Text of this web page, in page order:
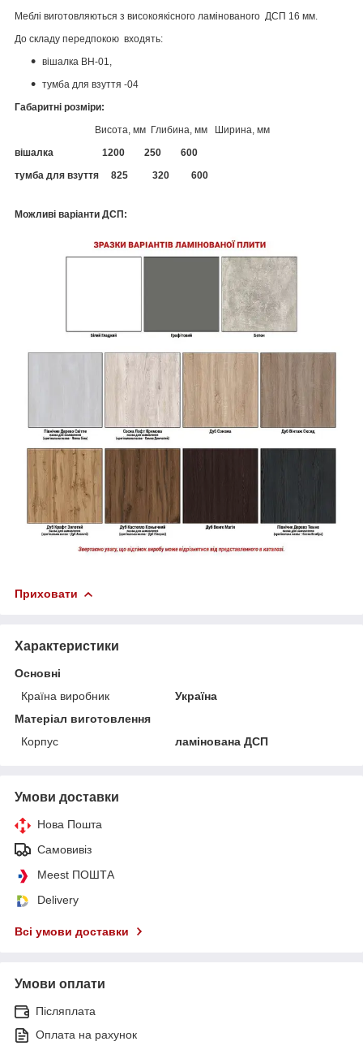
Меблі виготовляються з високоякісного ламінованого ДСП 16 мм.
До складу передпокою входять:
вішалка ВН-01,
тумба для взуття -04
Габаритні розміри:
Висота, мм Глибина, мм Ширина, мм
вішалка 1200 250 600
тумба для взуття 825 320 600
Можливі варіанти ДСП:
Приховати
Характеристики
Основні
Країна виробник
Україна
Матеріал виготовлення
Корпус
ламінована ДСП
Умови доставки
Нова Пошта
Самовивіз
Meest ПОШТА
Delivery
Всі умови доставки
Умови оплати
Післяплата
Оплата на рахунок